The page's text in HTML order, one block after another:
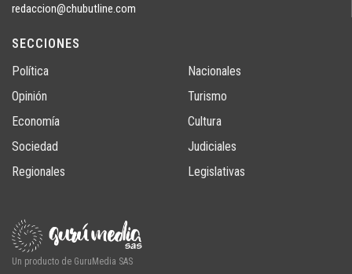
redaccion@chubutline.com
SECCIONES
Política
Opinión
Economía
Sociedad
Regionales
Nacionales
Turismo
Cultura
Judiciales
Legislativas
Un producto de GuruMedia SAS